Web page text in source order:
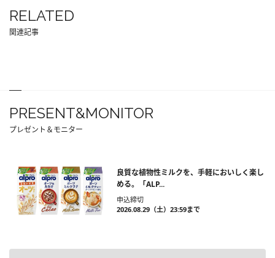
RELATED
関連記事
PRESENT&MONITOR
プレゼント＆モニター
良質な植物性ミルクを、手軽においしく楽し
める。「ALP...
申込締切
2026.08.29（土）23:59まで